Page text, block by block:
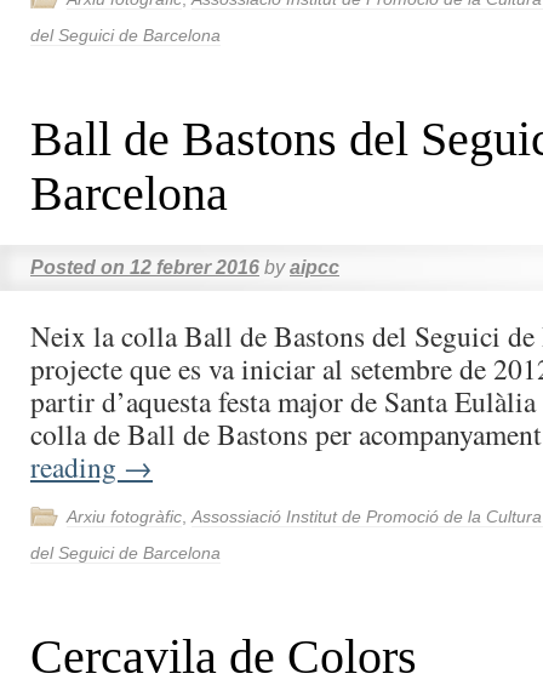
del Seguici de Barcelona
Ball de Bastons del
Barcelona
Posted on 12 febrer 2016 by aipcc
Neix la colla Ball de Bastons del Seguici de
projecte que es va iniciar al setembre de
partir d’aquesta festa major de Santa
colla de Ball de Bastons per
reading →
Arxiu fotogràfic Assossiació Institut de Promoció de la
del Seguici de Barcelona
Cercavila de Colors